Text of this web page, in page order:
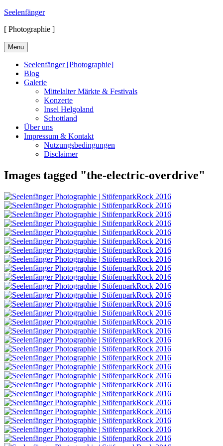
Skip
content
Seelenfänger
[ Photographie ]
Menu
Seelenfänger [Photographie]
Blog
Galerie
Mittelalter Märkte & Festivals
Konzerte
Insel Helgoland
Schottland
Über uns
Impressum & Kontakt
Nutzungsbedingungen
Disclaimer
Images tagged "the-electric-overdrive"